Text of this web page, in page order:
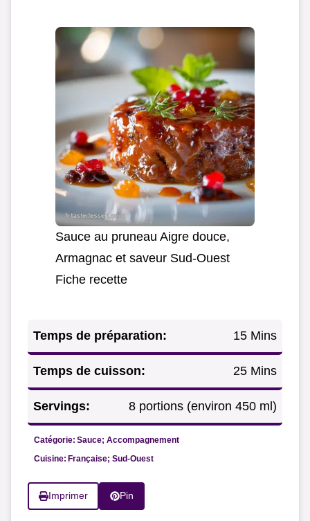
Sauce au pruneau Aigre douce,
Armagnac et saveur Sud-Ouest
Fiche recette
Temps de préparation: 15 Mins
Temps de cuisson: 25 Mins
Servings: 8 portions (environ 450 ml)
Catégorie: Sauce; Accompagnement
Cuisine: Française; Sud-Ouest
Imprimer Pin